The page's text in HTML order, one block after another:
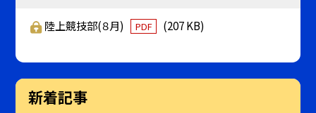
陸上競技部(８月) PDF (207 KB)
新着記事